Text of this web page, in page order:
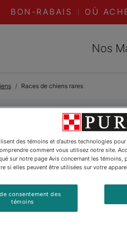
BON-RABAIS OÙ
Nos
Races de chiens rares
de
Canada, mais c'est ce
que vous devez
facteur afin de choisir
uniques, dont la
des témoins et d’autres technologies
comment vous utilisez notre site.
sur notre page Avis concernant les
si elles peuvent être utilisées sur votre
consentement des
témoins